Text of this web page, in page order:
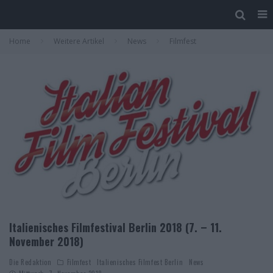
Home Weitere Artikel News Filmfest
Italienisches Filmfestival Berlin 2018 (7. – 11.
November 2018)
Die Redaktion Filmfest Italienisches Filmfest Berlin
News